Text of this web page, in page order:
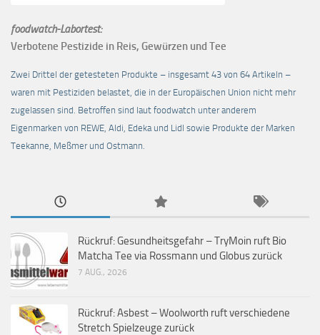
foodwatch-Labortest:
Verbotene Pestizide in Reis, Gewürzen und Tee
Zwei Drittel der getesteten Produkte – insgesamt 43 von 64 Artikeln –
waren mit Pestiziden belastet, die in der Europäischen Union nicht mehr
zugelassen sind. Betroffen sind laut foodwatch unter anderem
Eigenmarken von REWE, Aldi, Edeka und Lidl sowie Produkte der Marken
Teekanne, Meßmer und Ostmann.
Rückruf: Gesundheitsgefahr – TryMoin ruft Bio
Matcha Tee via Rossmann und Globus zurück
7 AUG., 2026
Rückruf: Asbest – Woolworth ruft verschiedene
Stretch Spielzeuge zurück